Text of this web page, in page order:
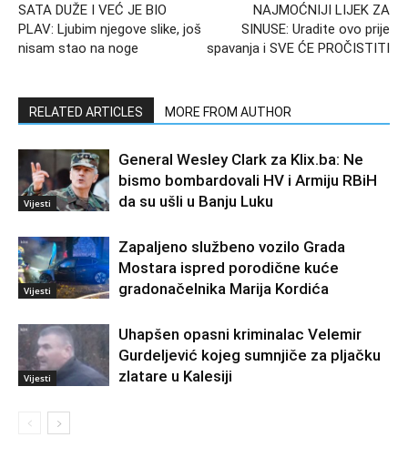
SATA DUŽE I VEĆ JE BIO
PLAV: Ljubim njegove slike, još
nisam stao na noge
NAJMOĆNIJI LIJEK ZA
SINUSE: Uradite ovo prije
spavanja i SVE ĆE PROČISTITI
RELATED ARTICLES MORE FROM AUTHOR
Vijesti
General Wesley Clark za Klix.ba: Ne
bismo bombardovali HV i Armiju RBiH
da su ušli u Banju Luku
Vijesti
Zapaljeno službeno vozilo Grada
Mostara ispred porodične kuće
gradonačelnika Marija Kordića
Vijesti
Uhapšen opasni kriminalac Velemir
Gurdeljević kojeg sumnjiče za pljačku
zlatare u Kalesiji